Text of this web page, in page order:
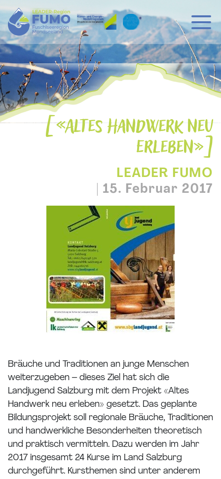
Hauptnavigation
Zum Inhalt
«ALTES HANDWERK NEU
ERLEBEN»
LEADER FUMO
15. Februar 2017
Bräuche und Traditionen an junge Menschen
weiterzugeben – dieses Ziel hat sich die
Landjugend Salzburg mit dem Projekt «Altes
Handwerk neu erleben» gesetzt. Das geplante
Bildungsprojekt soll regionale Bräuche, Traditionen
und handwerkliche Besonderheiten theoretisch
und praktisch vermitteln. Dazu werden im Jahr
2017 insgesamt 24 Kurse im Land Salzburg
durchgeführt. Kursthemen sind unter anderem